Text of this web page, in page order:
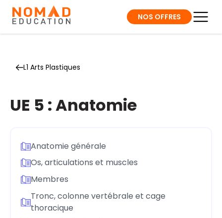
NOS OFFRES
L1 Arts Plastiques
UE 5 : Anatomie
Anatomie générale
Os, articulations et muscles
Membres
Tronc, colonne vertébrale et cage
thoracique